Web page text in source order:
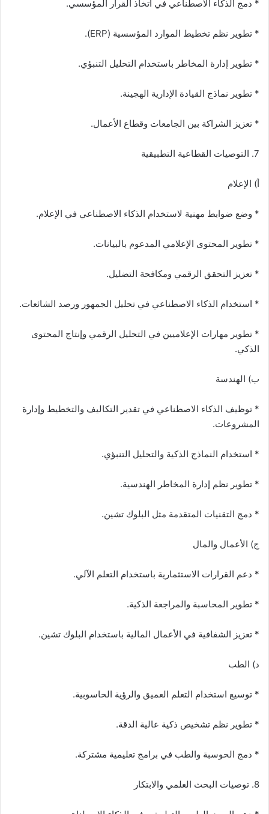
* دمج الذكاء الاصطناعي في اتخاذ القرار المؤسسي.
* تطوير نظم تخطيط الموارد المؤسسية (ERP).
* تطوير إدارة المخاطر باستخدام التحليل التنبؤي.
* تطوير نماذج القيادة الإدارية الهجينة.
* تعزيز الشراكة بين الجامعات وقطاع الأعمال.
7. التوصيات القطاعية التطبيقية
أ) الإعلام
* وضع ضوابط مهنية لاستخدام الذكاء الاصطناعي في الإعلام.
* تطوير المحتوى الإعلامي المدعوم بالبيانات.
* تعزيز التحقق الرقمي ومكافحة التضليل.
* استخدام الذكاء الاصطناعي في تحليل الجمهور ورصد الشائعات.
* تطوير مهارات الإعلاميين في التحليل الرقمي وإنتاج المحتوى
الذكي.
ب) الهندسة
* توظيف الذكاء الاصطناعي في تقدير التكاليف والتخطيط وإدارة
المشروعات.
* استخدام النماذج الذكية والتحليل التنبؤي.
* تطوير نظم إدارة المخاطر الهندسية.
* دمج التقنيات المتقدمة مثل البلوك تشين.
ج) الأعمال والمال
* دعم القرارات الاستثمارية باستخدام التعلم الآلي.
* تطوير المحاسبة والمراجعة الذكية.
* تعزيز الشفافية في الأعمال المالية باستخدام البلوك تشين.
د) الطب
* توسيع استخدام التعلم العميق والرؤية الحاسوبية.
* تطوير نظم تشخيص ذكية عالية الدقة.
* دمج الحوسبة والطب في برامج تعليمية مشتركة.
8. توصيات البحث العلمي والابتكار